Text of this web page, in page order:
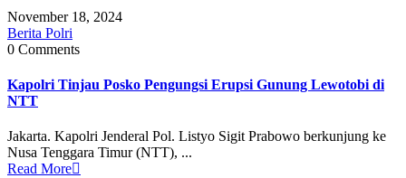
November 18, 2024
Berita Polri
0 Comments
Kapolri Tinjau Posko Pengungsi Erupsi Gunung Lewotobi di
NTT
Jakarta. Kapolri Jenderal Pol. Listyo Sigit Prabowo berkunjung ke
Nusa Tenggara Timur (NTT), ...
Read More